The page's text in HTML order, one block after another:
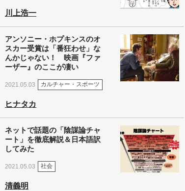
川上浩一
アンソニー・ホプキンスのオ
スカー受賞は「番狂わせ」な
んかじゃない！ 映画『ファ
ーザー』のここが凄い
2021.05.03 カルチャー・スポーツ
ヒナタカ
ネットで話題の「陰謀論チャ
ート」を徹底解説＆日本語訳
してみた
2021.05.03 社会
清義明